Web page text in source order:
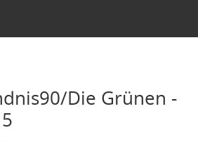
Die Grünen -